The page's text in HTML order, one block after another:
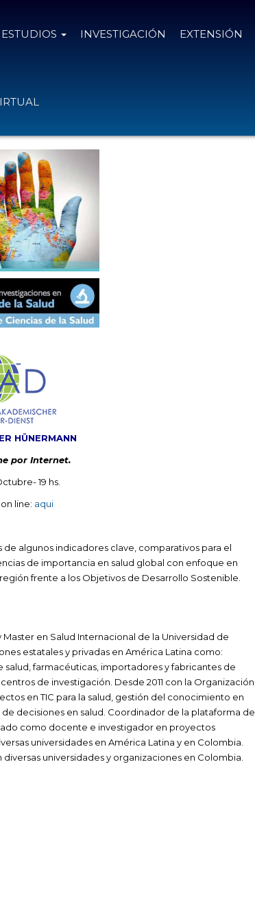
ESTUDIOS INVESTIGACIÓN EXTENSIÓN
HÜNERMANN
por Internet.
19 hs.
line: aqui
algunos indicadores clave, comparativos para el
de importancia en salud global con enfoque en
frente a los Objetivos de Desarrollo Sostenible.
en Salud Internacional de la Universidad de
estatales y privadas en América Latina como:
farmacéuticas, importadores y fabricantes de
de investigación. Desde 2011 con la Organización
en TIC para la salud, gestión del conocimiento en
decisiones en salud. Coordinador de la plataforma de
como docente e investigador en proyectos
universidades en América Latina y en Colombia.
universidades y organizaciones en Colombia.